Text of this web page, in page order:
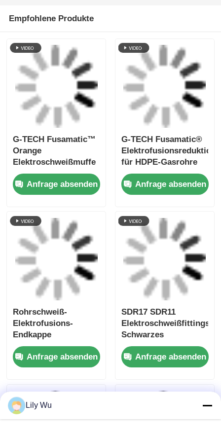
Rohrschweiß-
Elektrofusions-
Endkappe
Fusamatisches
Elektrofusions-
Sleeve-Tape
Anfrage absenden
SDR17 SDR11
Elektroschweißfittings
Schwarzes
für Rohrschweißen
Anfrage absenden
G-TECH
FUSAMATICTM
ELEKTROFUSION
SADDLE TEE für
Druckbohrungen
Anfrage absenden
G-Tech Fusamatic™
Druckbohr-
Sattelstück-
Elektroschweißfittings
für HDPE-Rohre​
Anfrage absenden
Startseite Über uns Kontakt
Desktop Site
Sitemap
Privacy policy
Schweißmaschine zur
© 2026 Fusion Equipment International Company
Lily Wu